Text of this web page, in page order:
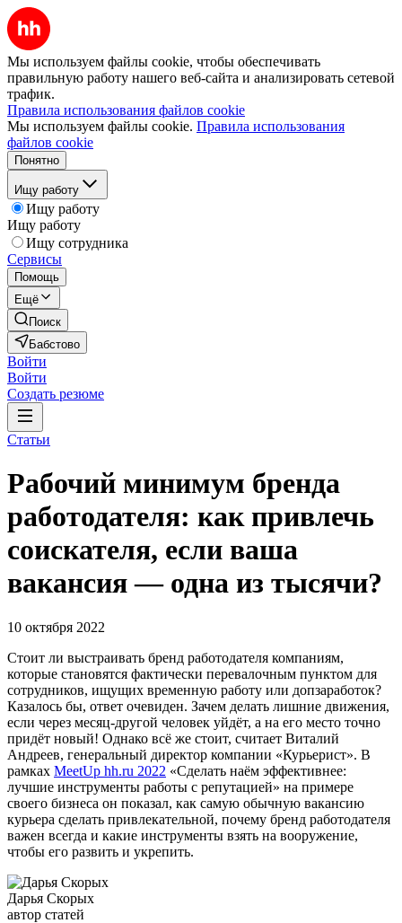
Мы используем файлы cookie, чтобы обеспечивать
правильную работу нашего веб-сайта и анализировать сетевой
трафик.
Правила использования файлов cookie
Мы используем файлы cookie. Правила использования
файлов cookie
Понятно
Ищу работу
Ищу работу
Ищу работу
Ищу сотрудника
Сервисы
Помощь
Ещё
Поиск
Бабстово
Войти
Войти
Создать резюме
Статьи
Рабочий минимум бренда
работодателя: как привлечь
соискателя, если ваша
вакансия — одна из тысячи?
10 октября 2022
Стоит ли выстраивать бренд работодателя компаниям,
которые становятся фактически перевалочным пунктом для
сотрудников, ищущих временную работу или допзаработок?
Казалось бы, ответ очевиден. Зачем делать лишние движения,
если через месяц-другой человек уйдёт, а на его место точно
придёт новый! Однако всё же стоит, считает Виталий
Андреев, генеральный директор компании «Курьерист». В
рамках MeetUp hh.ru 2022 «Сделать наём эффективнее:
лучшие инструменты работы с репутацией» на примере
своего бизнеса он показал, как самую обычную вакансию
курьера сделать привлекательной, почему бренд работодателя
важен всегда и какие инструменты взять на вооружение,
чтобы его развить и укрепить.
Дарья Скорых
автор статей